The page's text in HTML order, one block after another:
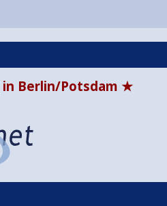
in Berlin/Potsdam ★